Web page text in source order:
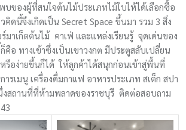
บของผู้ที่สนใจต้นไม้ประเภทไม้ใบให้ได้เลือกซื้อ
ดนี้จึงเกิดเป็น Secret Space ขึ้นมา รวม 3 สิ่ง
มาเก็ตต้นไม้ คาเฟ่ และแหล่งเรียนรู้ จุดเด่นของ
คือ ทางเข้าซึ่งเป็นเขาวงกต มีประตูสลับเปลี่ยน
รือง่ายขึ้นก็ได้ ให้ลูกค้าได้สนุกก่อนเข้าสู่พื้นที่
ารเมนู เครื่องดื่มกาแฟ อาหารประเภท สเต็ก สปา
สถานที่ที่ห้ามพลาดของราชบุรี ติดต่อสอบถาม